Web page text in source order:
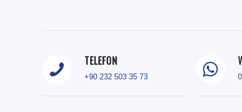
TELEFON
+90 232 503 35 73